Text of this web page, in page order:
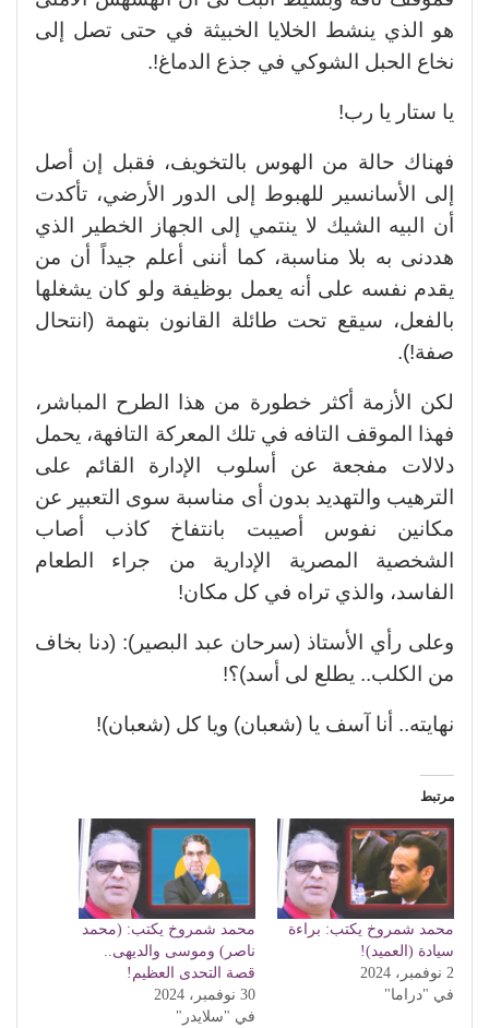
هو الذي ينشط الخلايا الخبيثة في حتى تصل إلى
نخاع الحبل الشوكي في جذع الدماغ!.
يا ستار يا رب!
فهناك حالة من الهوس بالتخويف، فقبل إن أصل
إلى الأسانسير للهبوط إلى الدور الأرضي، تأكدت
أن البيه الشيك لا ينتمي إلى الجهاز الخطير الذي
هددنى به بلا مناسبة، كما أننى أعلم جيداً أن من
يقدم نفسه على أنه يعمل بوظيفة ولو كان يشغلها
بالفعل، سيقع تحت طائلة القانون بتهمة (انتحال
صفة!).
لكن الأزمة أكثر خطورة من هذا الطرح المباشر،
فهذا الموقف التافه في تلك المعركة التافهة، يحمل
دلالات مفجعة عن أسلوب الإدارة القائم على
الترهيب والتهديد بدون أى مناسبة سوى التعبير عن
مكانين نفوس أصيبت بانتفاخ كاذب أصاب
الشخصية المصرية الإدارية من جراء الطعام
الفاسد، والذي تراه في كل مكان!
وعلى رأي الأستاذ (سرحان عبد البصير): (دنا بخاف
من الكلب.. يطلع لى أسد)؟!
نهايته.. أنا آسف يا (شعبان) ويا كل (شعبان)!
مرتبط
محمد شمروخ يكتب: براءة
سيادة (العميد)!
2 نوفمبر، 2024
في "دراما"
محمد شمروخ يكتب: (محمد
ناصر) وموسى والديهى..
قصة التحدى العظيم!
30 نوفمبر، 2024
في "سلايدر"